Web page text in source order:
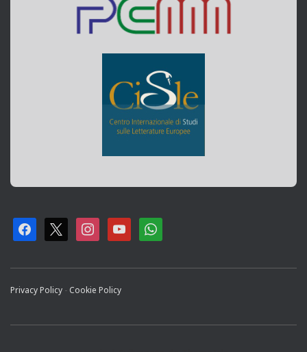
C
E
S
T
U
T
W
A
Privacy Policy - Cookie Policy